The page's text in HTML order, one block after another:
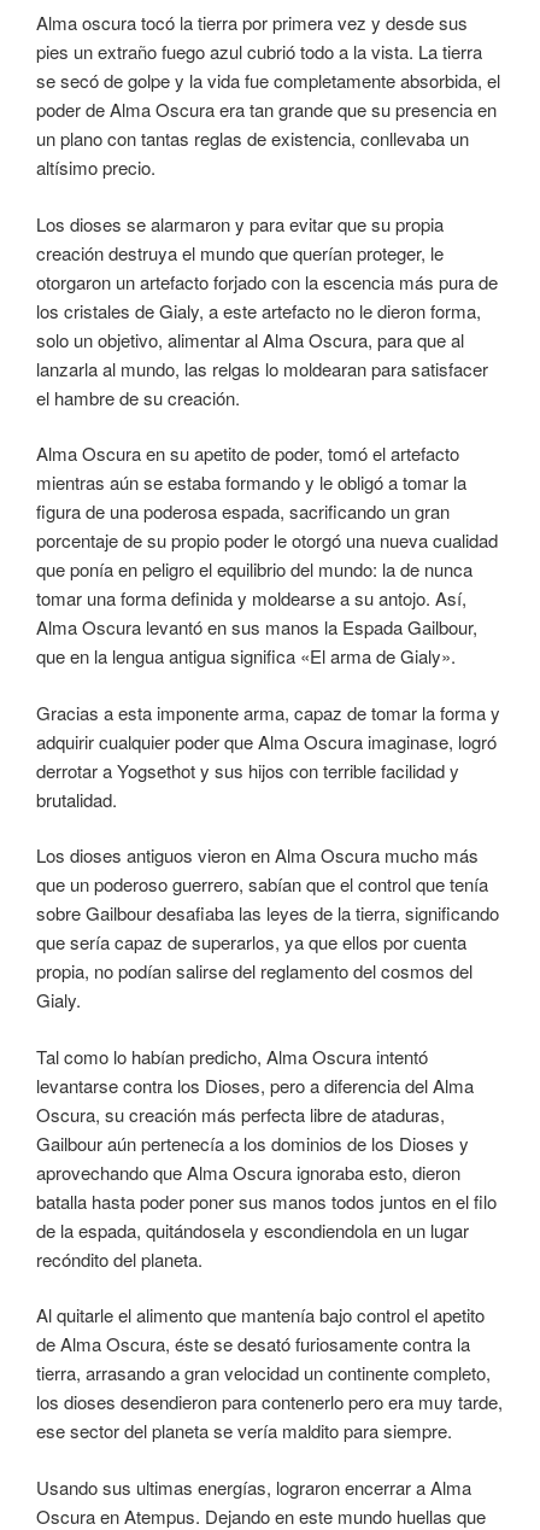
Alma oscura tocó la tierra por primera vez y desde sus
pies un extraño fuego azul cubrió todo a la vista. La tierra
se secó de golpe y la vida fue completamente absorbida, el
poder de Alma Oscura era tan grande que su presencia en
un plano con tantas reglas de existencia, conllevaba un
altísimo precio.
Los dioses se alarmaron y para evitar que su propia
creación destruya el mundo que querían proteger, le
otorgaron un artefacto forjado con la escencia más pura de
los cristales de Gialy, a este artefacto no le dieron forma,
solo un objetivo, alimentar al Alma Oscura, para que al
lanzarla al mundo, las relgas lo moldearan para satisfacer
el hambre de su creación.
Alma Oscura en su apetito de poder, tomó el artefacto
mientras aún se estaba formando y le obligó a tomar la
figura de una poderosa espada, sacrificando un gran
porcentaje de su propio poder le otorgó una nueva cualidad
que ponía en peligro el equilibrio del mundo: la de nunca
tomar una forma definida y moldearse a su antojo. Así,
Alma Oscura levantó en sus manos la Espada Gailbour,
que en la lengua antigua significa «El arma de Gialy».
Gracias a esta imponente arma, capaz de tomar la forma y
adquirir cualquier poder que Alma Oscura imaginase, logró
derrotar a Yogsethot y sus hijos con terrible facilidad y
brutalidad.
Los dioses antiguos vieron en Alma Oscura mucho más
que un poderoso guerrero, sabían que el control que tenía
sobre Gailbour desafiaba las leyes de la tierra, significando
que sería capaz de superarlos, ya que ellos por cuenta
propia, no podían salirse del reglamento del cosmos del
Gialy.
Tal como lo habían predicho, Alma Oscura intentó
levantarse contra los Dioses, pero a diferencia del Alma
Oscura, su creación más perfecta libre de ataduras,
Gailbour aún pertenecía a los dominios de los Dioses y
aprovechando que Alma Oscura ignoraba esto, dieron
batalla hasta poder poner sus manos todos juntos en el filo
de la espada, quitándosela y escondiendola en un lugar
recóndito del planeta.
Al quitarle el alimento que mantenía bajo control el apetito
de Alma Oscura, éste se desató furiosamente contra la
tierra, arrasando a gran velocidad un continente completo,
los dioses desendieron para contenerlo pero era muy tarde,
ese sector del planeta se vería maldito para siempre.
Usando sus ultimas energías, lograron encerrar a Alma
Oscura en Atempus. Dejando en este mundo huellas que